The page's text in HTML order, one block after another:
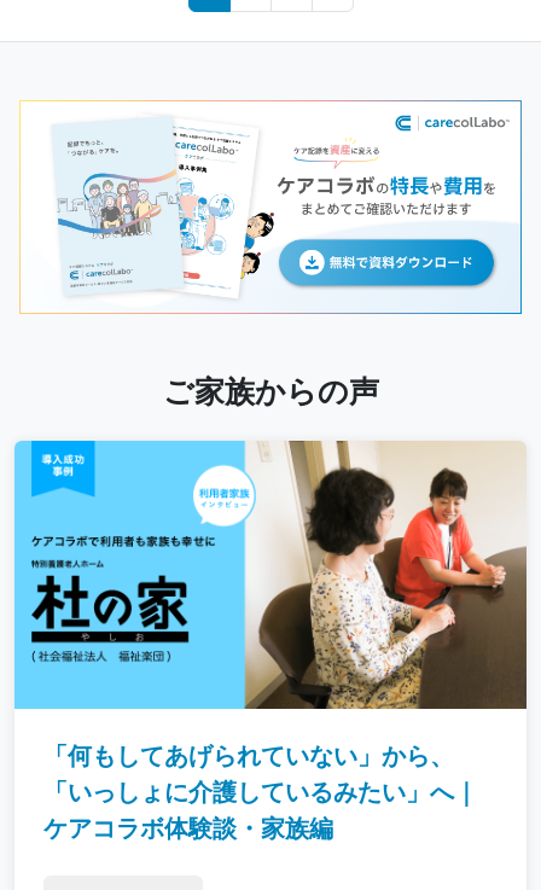
ご家族からの声
「何もしてあげられていない」から、
「いっしょに介護しているみたい」へ｜
ケアコラボ体験談・家族編